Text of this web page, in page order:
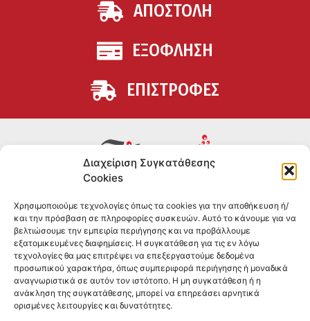
Διαχείριση Συγκατάθεσης
Cookies
Χρησιμοποιούμε τεχνολογίες όπως τα cookies για την αποθήκευση ή/
και την πρόσβαση σε πληροφορίες συσκευών. Αυτό το κάνουμε για να
βελτιώσουμε την εμπειρία περιήγησης και να προβάλλουμε
εξατομικευμένες διαφημίσεις. Η συγκατάθεση για τις εν λόγω
τεχνολογίες θα μας επιτρέψει να επεξεργαστούμε δεδομένα
προσωπικού χαρακτήρα, όπως συμπεριφορά περιήγησης ή μοναδικά
αναγνωριστικά σε αυτόν τον ιστότοπο. Η μη συγκατάθεση ή η
ανάκληση της συγκατάθεσης, μπορεί να επηρεάσει αρνητικά
ορισμένες λειτουργίες και δυνατότητες.
ΑΠΟΣΤΟΛΗ
ΕΞΟΦΛΗΣΗ
ΕΠΙΣΤΡΟΦΕΣ
θέλουν να βελτιώσουν τη διατροφή και την υγεία τους.
Επώνυμα brands και εμπειρία ετών στο χώρο.
ΠΛΗΡΟΦΟΡΙΕΣ
-ΤΗΛ:2551 181428
–ΟΡΟΙ & ΠΡΟΣΩΠΙΚΑ ΔΕΔΟΜΕΝΑ